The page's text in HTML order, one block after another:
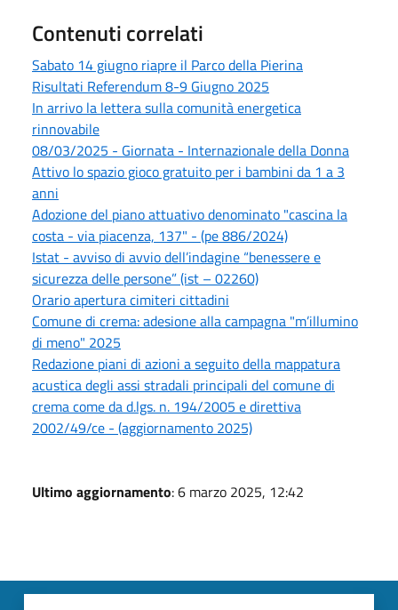
Contenuti correlati
Sabato 14 giugno riapre il Parco della Pierina
Risultati Referendum 8-9 Giugno 2025
In arrivo la lettera sulla comunità energetica
rinnovabile
08/03/2025 - Giornata - Internazionale della Donna
Attivo lo spazio gioco gratuito per i bambini da 1 a 3
anni
Adozione del piano attuativo denominato "cascina la
costa - via piacenza, 137" - (pe 886/2024)
Istat - avviso di avvio dell’indagine “benessere e
sicurezza delle persone” (ist – 02260)
Orario apertura cimiteri cittadini
Comune di crema: adesione alla campagna "m’illumino
di meno" 2025
Redazione piani di azioni a seguito della mappatura
acustica degli assi stradali principali del comune di
crema come da d.lgs. n. 194/2005 e direttiva
2002/49/ce - (aggiornamento 2025)
Ultimo aggiornamento: 6 marzo 2025, 12:42